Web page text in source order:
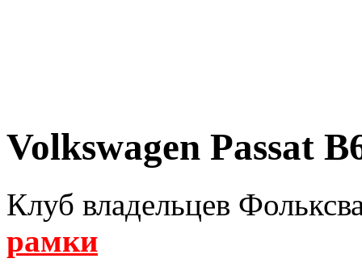
Volkswagen Passat
Клуб владельцев
рамки